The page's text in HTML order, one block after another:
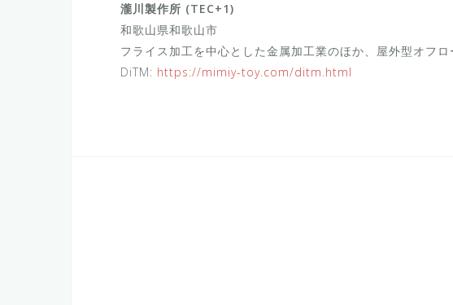
瀧川製作所 (TEC+1)
和歌山県和歌山市
フライス加工を中心とした金属加工業のほか、屋外型オフ
DiTM: https://mimiy-toy.com/ditm.html